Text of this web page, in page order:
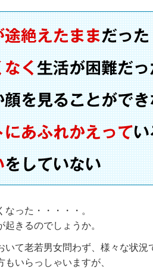
なった・・・・・。
きるのでしょうか。
いて老若男女問わず、様々な状
いらっしゃいますが、